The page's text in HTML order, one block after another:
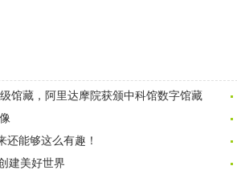
馆藏，阿里达摩院获颁中科馆数字馆藏
还能够这么有趣！
建美好世界